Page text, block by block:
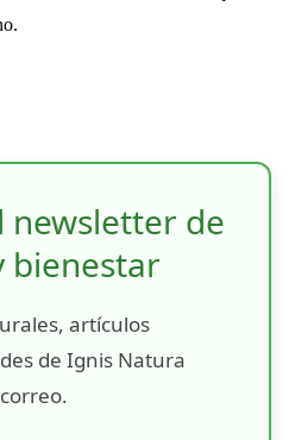
newsletter de
bienestar
artículos
de Ignis Natura